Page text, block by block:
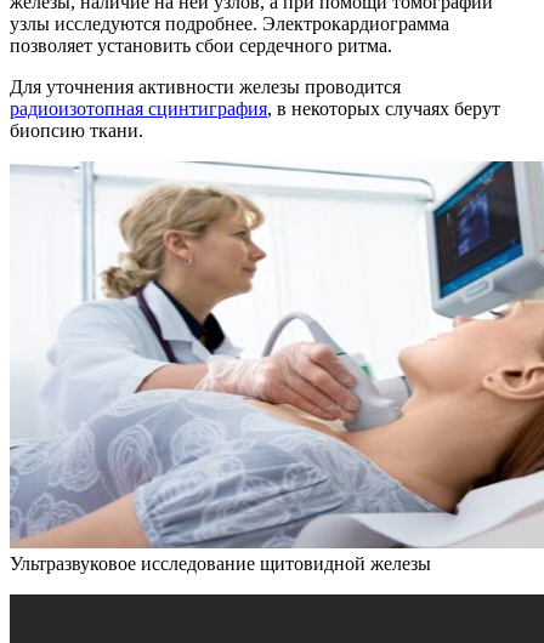
узлы исследуются подробнее. Электрокардиограмма
позволяет установить сбои сердечного ритма.
Для уточнения активности железы проводится
радиоизотопная сцинтиграфия, в некоторых случаях берут
биопсию ткани.
Ультразвуковое исследование щитовидной железы